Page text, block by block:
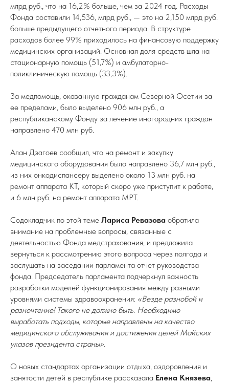
млрд руб., что на 16,2% больше, чем за 2024 год. Расходы
Фонда составили 14,536, млрд руб., — это на 2,150 млрд руб.
больше предыдущего отчетного периода. В структуре
расходов более 99% приходилось на финансовую поддержку
медицинских организаций. Основная доля средств шла на
стационарную помощь (51,7%) и амбулаторно-
поликлиническую помощь (33,3%).
За медпомощь, оказанную гражданам Северной Осетии за
ее пределами, было выделено 906 млн руб., а
республиканскому Фонду за лечение иногородних граждан
направлено 470 млн руб.
Алан Дзагоев сообщил, что на ремонт и закупку
медицинского оборудования было направлено 36,7 млн руб.,
из них онкодиспансеру выделено около 13 млн руб. на
ремонт аппарата КТ, который скоро уже приступит к работе,
и 6 млн руб. на ремонт аппарата МРТ.
Содокладчик по этой теме Лариса Ревазова обратила
внимание на проблемные вопросы, связанные с
деятельностью Фонда медстрахования, и предложила
вернуться к рассмотрению этого вопроса через полгода и
заслушать на заседании парламента отчет руководства
фонда. Председатель парламента подчеркнул важность
разработки моделей функционирования между разными
уровнями системы здравоохранения: «Везде разнобой и
разночтение! Такого не должно быть. Необходимо
выработать подходы, которые направлены на качество
медицинского обслуживания и достижения целей Майских
указов президента страны».
О новых стандартах организации отдыха, оздоровления и
занятости детей в республике рассказала Елена Князева,